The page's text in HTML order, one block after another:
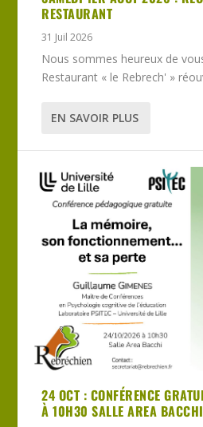
RESTAURANT
31 Juil 2026
Nous sommes heureux de
Restaurant « le Rebrech' »
EN SAVOIR PLUS
24 OCT : CONFÉRENCE
À 10H30 SALLE AREA BACCHI